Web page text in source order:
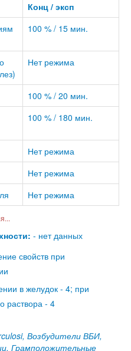
Конц / эксп
100 % / 15 мин.
Нет режима
100 % / 20 мин.
100 % / 180 мин.
Нет режима
Нет режима
Нет режима
- нет данных
свойств при
в желудок - 4; при
раствора - 4
Возбудители ВБИ,
Грамположительные